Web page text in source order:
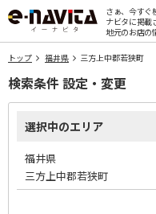
さぁ、今すぐ
ナビタに掲載
地元のお店の
トップ 福井県 三方上中郡若狭町
検索条件 設定・変更
選択中のエリア
福井県
三方上中郡若狭町